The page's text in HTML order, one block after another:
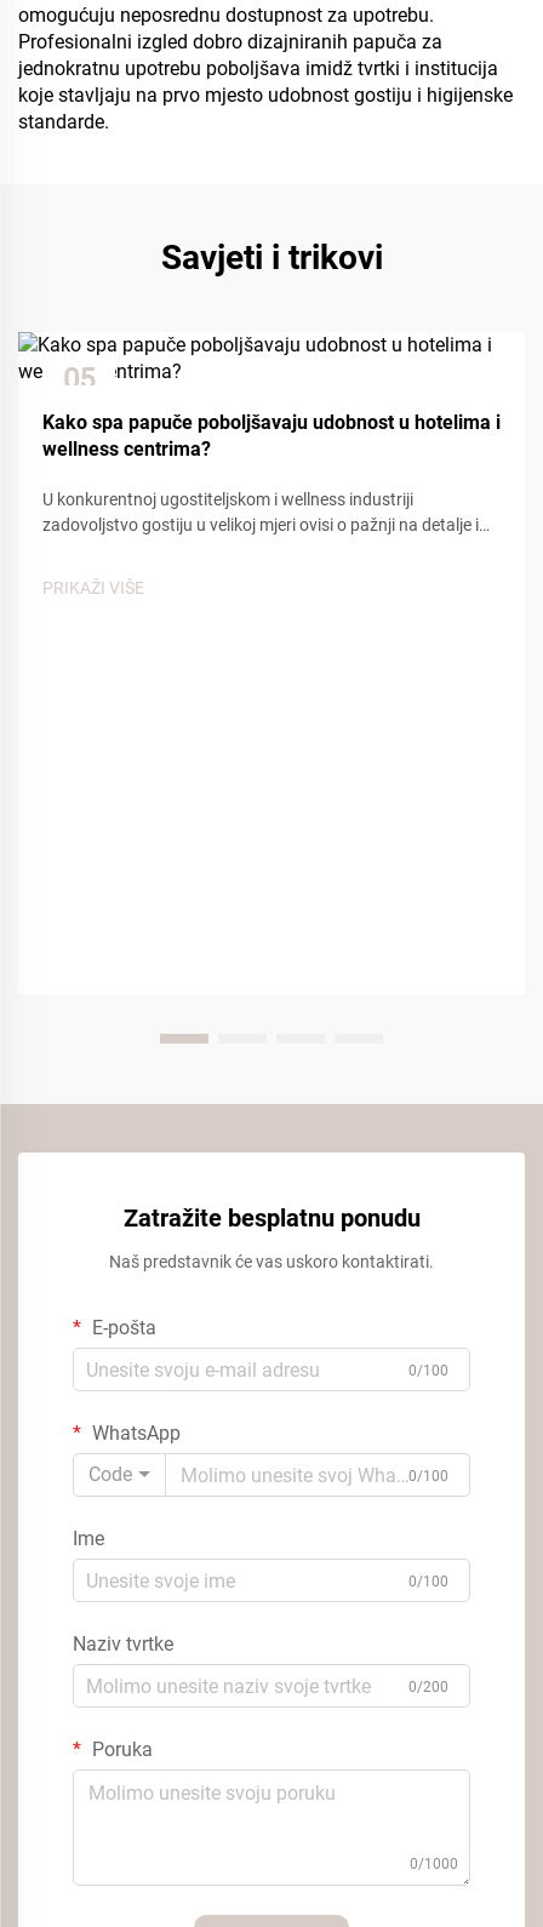
omogućuju neposrednu dostupnost za upotrebu.
Profesionalni izgled dobro dizajniranih papuča za
jednokratnu upotrebu poboljšava imidž tvrtki i institucija
koje stavljaju na prvo mjesto udobnost gostiju i higijenske
standarde.
Savjeti i trikovi
05
Dec
Kako spa papuče poboljšavaju udobnost u hotelima i
wellness centrima?
U konkurentnoj ugostiteljskom i wellness industriji
zadovoljstvo gostiju u velikoj mjeri ovisi o pažnji na detalje i
na iskustvo gostiju, spa papuče igraju ključnu ulogu u
PRIKAŽI VIŠE
Zatražite besplatnu ponudu
Naš predstavnik će vas uskoro kontaktirati.
E-pošta
0/100
WhatsApp
Code
0/100
Ime
0/100
Naziv tvrtke
0/200
Poruka
0/1000